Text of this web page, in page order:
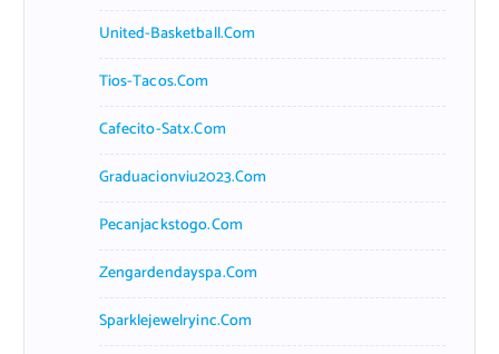
United-Basketball.com
Tios-Tacos.com
Cafecito-Satx.com
Graduacionviu2023.com
Pecanjackstogo.com
Zengardendayspa.com
Sparklejewelryinc.com